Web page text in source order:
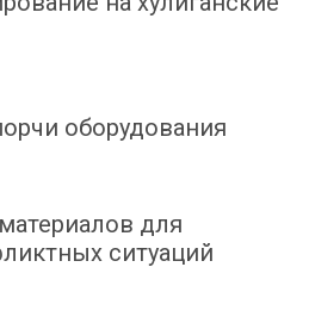
оборудования
для
ситуаций